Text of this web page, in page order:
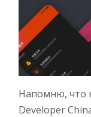
Напомню, что
Developer